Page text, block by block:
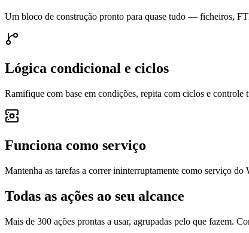
Um bloco de construção pronto para quase tudo — ficheiros,
Lógica condicional e ciclos
Ramifique com base em condições, repita com ciclos e controle
Funciona como serviço
Mantenha as tarefas a correr ininterruptamente como serviço
Todas as ações ao seu alcance
Mais de 300 ações prontas a usar, agrupadas pelo que fazem.